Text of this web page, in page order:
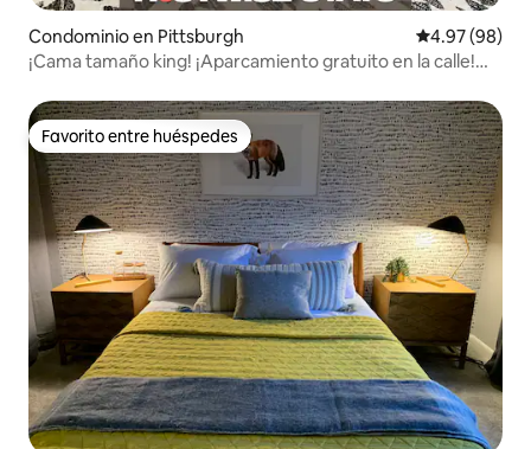
Condominio en Pittsburgh Calificación
4.97 (98)
¡Cama tamaño king! ¡Aparcamiento gratuito en la calle!
Favorito entre huéspedes
Favorito entre huéspedes